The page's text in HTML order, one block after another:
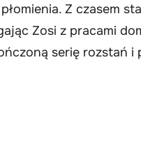
Z czasem
Zosi z pracami
serię rozstań